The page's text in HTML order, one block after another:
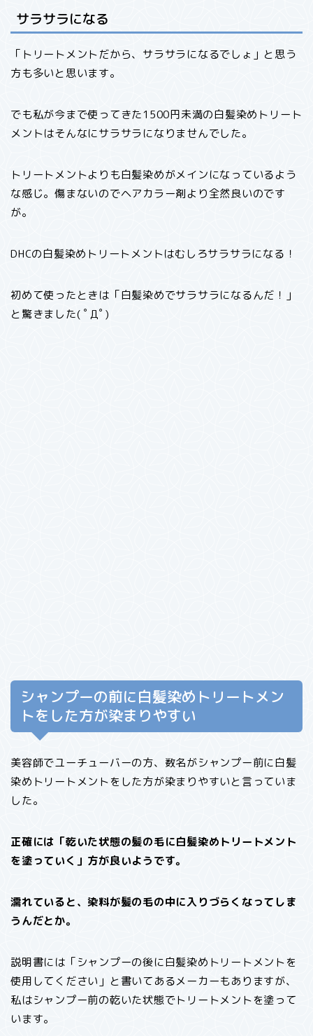
サラサラになる
「トリートメントだから、サラサラになるでしょ」と思う
方も多いと思います。
でも私が今まで使ってきた1500円未満の白髪染めトリート
メントはそんなにサラサラになりませんでした。
トリートメントよりも白髪染めがメインになっているよう
な感じ。傷まないのでヘアカラー剤より全然良いのです
が。
DHCの白髪染めトリートメントはむしろサラサラになる！
初めて使ったときは「白髪染めでサラサラになるんだ！」
と驚きました( ﾟДﾟ)
シャンプーの前に白髪染めトリートメン
トをした方が染まりやすい
美容師でユーチューバーの方、数名がシャンプー前に白髪
染めトリートメントをした方が染まりやすいと言っていま
した。
正確には「乾いた状態の髪の毛に白髪染めトリートメント
を塗っていく」方が良いようです。
濡れていると、染料が髪の毛の中に入りづらくなってしま
うんだとか。
説明書には「シャンプーの後に白髪染めトリートメントを
使用してください」と書いてあるメーカーもありますが、
私はシャンプー前の乾いた状態でトリートメントを塗って
います。